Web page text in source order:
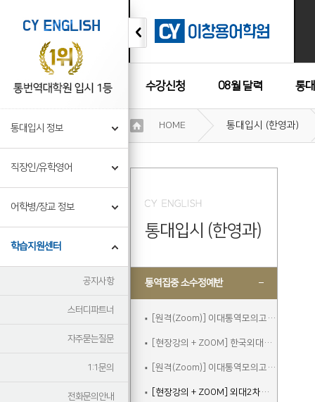
수강신청 08월 달력 통
수강후기
통대입시 정보
직장인/유학영어
어학병/장교 정보
학습지원센터
공지사항
스터디파트너
자주묻는질문
1:1문의
전화문의안내
기
정
HOME 통대입시 (한영과)
통대입시 (한영과)
통역집중 소수정예반
[원격(Zoom)] 이대통역모의고사A
[현장강의 + ZOOM] 한국외대2차실전통역모의고사A
[원격(Zoom)] 이대통역모의고사B
[현장강의 + ZOOM] 외대2차모의고사A